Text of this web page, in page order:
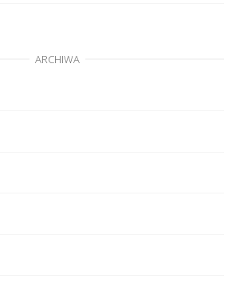
ARCHIWA